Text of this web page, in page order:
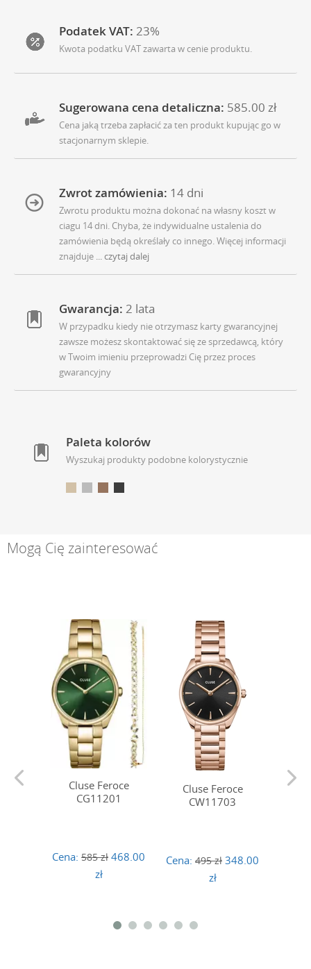
Podatek VAT: 23%
Kwota podatku VAT zawarta w cenie produktu.
Sugerowana cena detaliczna: 585.00 zł
Cena jaką trzeba zapłacić za ten produkt kupując go w
stacjonarnym sklepie.
Zwrot zamówienia: 14 dni
Zwrotu produktu można dokonać na własny koszt w
ciagu 14 dni. Chyba, że indywidualne ustalenia do
zamówienia będą określały co innego. Więcej informacji
znajduje ... czytaj dalej
Gwarancja: 2 lata
W przypadku kiedy nie otrzymasz karty gwarancyjnej
zawsze możesz skontaktować się ze sprzedawcą, który
w Twoim imieniu przeprowadzi Cię przez proces
gwarancyjny
Paleta kolorów
Wyszukaj produkty podobne kolorystycznie
Mogą Cię zainteresować
Cluse Feroce
CG11201
Cena: 585 zł 468.00
zł
Cluse Feroce
CW11703
Cena: 495 zł 348.00
zł